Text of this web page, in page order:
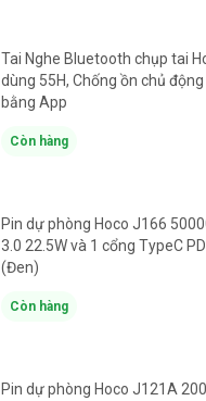
Tai Nghe Bluetooth chụp tai
dùng 55H, Chống ồn chủ
bằng App
Còn hàng
Pin dự phòng Hoco J166
3.0 22.5W và 1 cổng TypeC
(Đen)
Còn hàng
Pin dự phòng Hoco J121A